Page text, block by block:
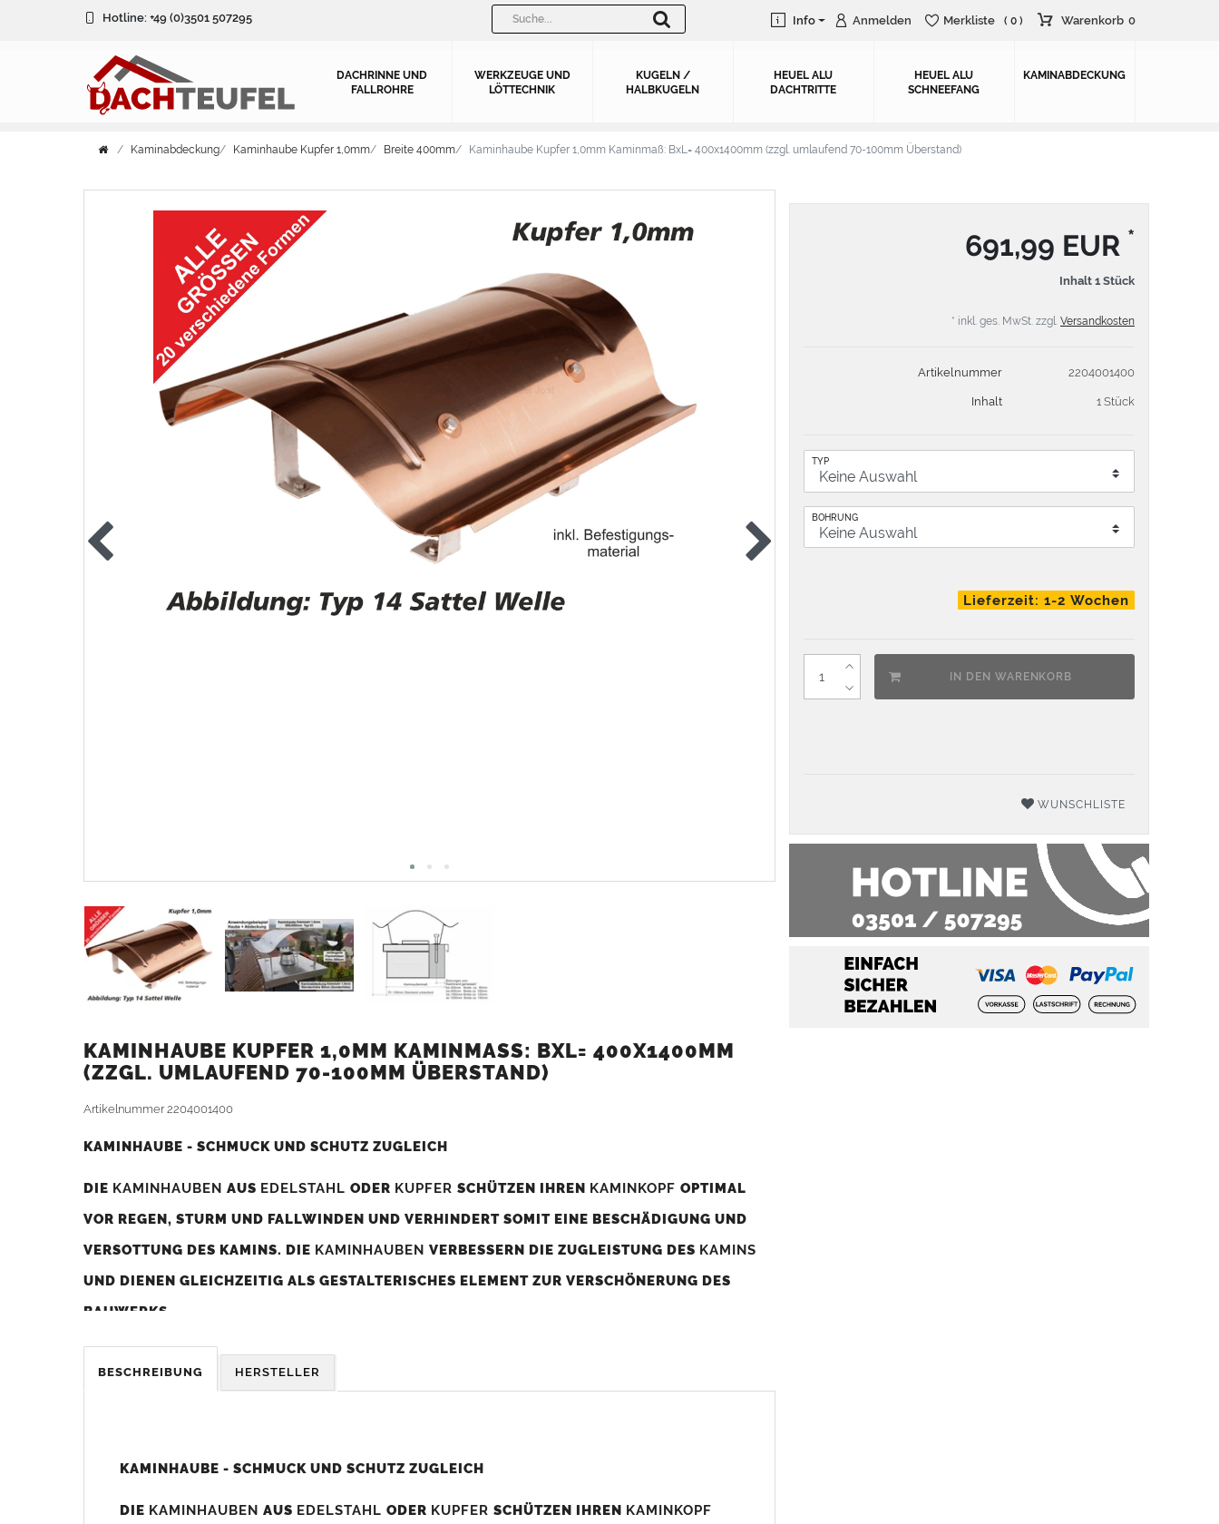
Hotline: +49 (0)3501 507295 Info Anmelden Merkliste ( 0 ) Warenkorb 0
DACHRINNE UND
FALLROHRE
WERKZEUGE UND
LÖTTECHNIK
KUGELN /
HALBKUGELN
HEUEL ALU
DACHTRITTE
HEUEL ALU
SCHNEEFANG
KAMINABDECKUNG
Kaminabdeckung Kaminhaube Kupfer 1,0mm Breite 400mm Kaminhaube Kupfer 1,0mm Kaminmaß: BxL= 400x1400mm (zzgl. umlaufend 70-100mm Überstand)
691,99 EUR *
Inhalt 1 Stück
* inkl. ges. MwSt. zzgl. Versandkosten
Artikelnummer 2204001400
Inhalt 1 Stück
TYP
BOHRUNG
Lieferzeit: 1-2 Wochen
IN DEN WARENKORB
WUNSCHLISTE
KAMINHAUBE KUPFER 1,0MM KAMINMASS: BXL= 400X1400MM (
ZZGL. UMLAUFEND 70-100MM ÜBERSTAND)
Artikelnummer2204001400
KAMINHAUBE - SCHMUCK UND SCHUTZ ZUGLEICH
DIE KAMINHAUBEN AUS EDELSTAHL ODER KUPFER SCHÜTZEN IHREN KAMINKOPF OPTIMAL
VOR REGEN, STURM UND FALLWINDEN UND VERHINDERT SOMIT EINE BESCHÄDIGUNG UND
VERSOTTUNG DES KAMINS. DIE KAMINHAUBEN VERBESSERN DIE ZUGLEISTUNG DES KAMINS
UND DIENEN GLEICHZEITIG ALS GESTALTERISCHES ELEMENT ZUR VERSCHÖNERUNG DES
BAUWERKS.
Was sollten Sie beim Kauf beachten?
BESCHREIBUNG HERSTELLER
KAMINHAUBE - SCHMUCK UND SCHUTZ ZUGLEICH
DIE KAMINHAUBEN AUS EDELSTAHL ODER KUPFER SCHÜTZEN IHREN KAMINKOPF